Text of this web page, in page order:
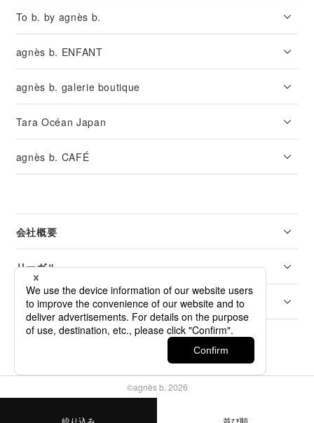
絞り込み 並び順
To b. by agnès b.
agnès b. ENFANT
agnès b. galerie boutique
Tara Océan Japan
agnès b. CAFÉ
会社概要
リーガル
カスタマーサービス
©agnès b. 2026